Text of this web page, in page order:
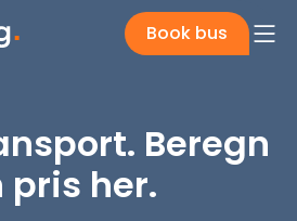
Book bus
Beregn
pris her.